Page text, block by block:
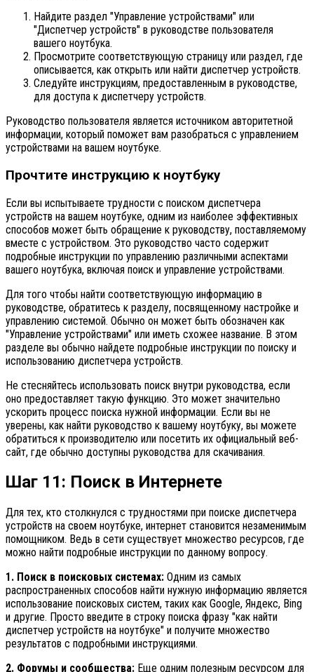
Найдите раздел "Управление устройствами" или
"Диспетчер устройств" в руководстве пользователя
вашего ноутбука.
Просмотрите соответствующую страницу или раздел, где
описывается, как открыть или найти диспетчер устройств.
Следуйте инструкциям, предоставленным в руководстве,
для доступа к диспетчеру устройств.
Руководство пользователя является источником авторитетной
информации, который поможет вам разобраться с управлением
устройствами на вашем ноутбуке.
Прочтите инструкцию к ноутбуку
Если вы испытываете трудности с поиском диспетчера
устройств на вашем ноутбуке, одним из наиболее эффективных
способов может быть обращение к руководству, поставляемому
вместе с устройством. Это руководство часто содержит
подробные инструкции по управлению различными аспектами
вашего ноутбука, включая поиск и управление устройствами.
Для того чтобы найти соответствующую информацию в
руководстве, обратитесь к разделу, посвященному настройке и
управлению системой. Обычно он может быть обозначен как
"Управление устройствами" или иметь схожее название. В этом
разделе вы обычно найдете подробные инструкции по поиску и
использованию диспетчера устройств.
Не стесняйтесь использовать поиск внутри руководства, если
оно предоставляет такую функцию. Это может значительно
ускорить процесс поиска нужной информации. Если вы не
уверены, как найти руководство к вашему ноутбуку, вы можете
обратиться к производителю или посетить их официальный веб-
сайт, где обычно доступны руководства для скачивания.
Шаг 11: Поиск в Интернете
Для тех, кто столкнулся с трудностями при поиске диспетчера
устройств на своем ноутбуке, интернет становится незаменимым
помощником. Ведь в сети существует множество ресурсов, где
можно найти подробные инструкции по данному вопросу.
1. Поиск в поисковых системах: Одним из самых
распространенных способов найти нужную информацию является
использование поисковых систем, таких как Google, Яндекс, Bing
и другие. Просто введите в строку поиска фразу "как найти
диспетчер устройств на ноутбуке" и получите множество
результатов с подробными инструкциями.
2. Форумы и сообщества: Еще одним полезным ресурсом для